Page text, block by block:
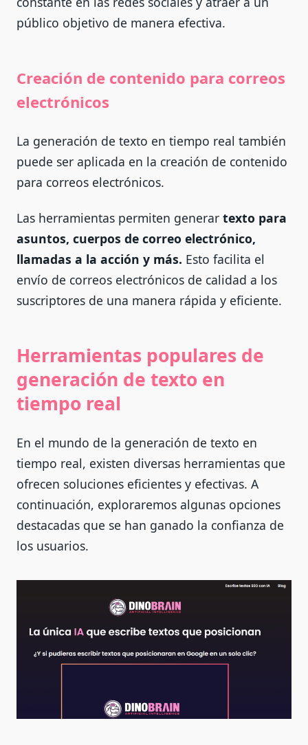
público objetivo de manera efectiva.
Creación de contenido para correos
electrónicos
La generación de texto en tiempo real también
puede ser aplicada en la creación de contenido
para correos electrónicos.
Las herramientas permiten generar texto para
asuntos, cuerpos de correo electrónico,
llamadas a la acción y más. Esto facilita el
envío de correos electrónicos de calidad a los
suscriptores de una manera rápida y eficiente.
Herramientas populares de
generación de texto en
tiempo real
En el mundo de la generación de texto en
tiempo real, existen diversas herramientas que
ofrecen soluciones eficientes y efectivas. A
continuación, exploraremos algunas opciones
destacadas que se han ganado la confianza de
los usuarios.